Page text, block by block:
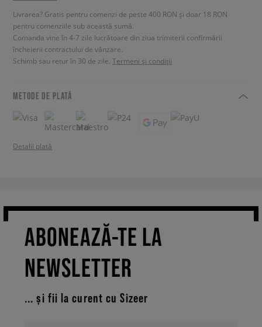
Livrarea? Gratis pentru comenzi de peste 400 RON și doar 18 RON
pentru comenziile sub această sumă.
Comanda vine în 4-7 zile lucrătoare din ziua trimiterii confirmării
încheierii contractului de vânzare.
Schimb sau retur în 30 de zile. Termeni și condiții
METODE DE PLATĂ
Detalii plată
ABONEAZĂ-TE LA
NEWSLETTER
... și fii la curent cu Sizeer